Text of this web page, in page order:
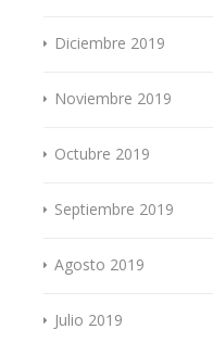
Diciembre 2019
Noviembre 2019
Octubre 2019
Septiembre 2019
Agosto 2019
Julio 2019